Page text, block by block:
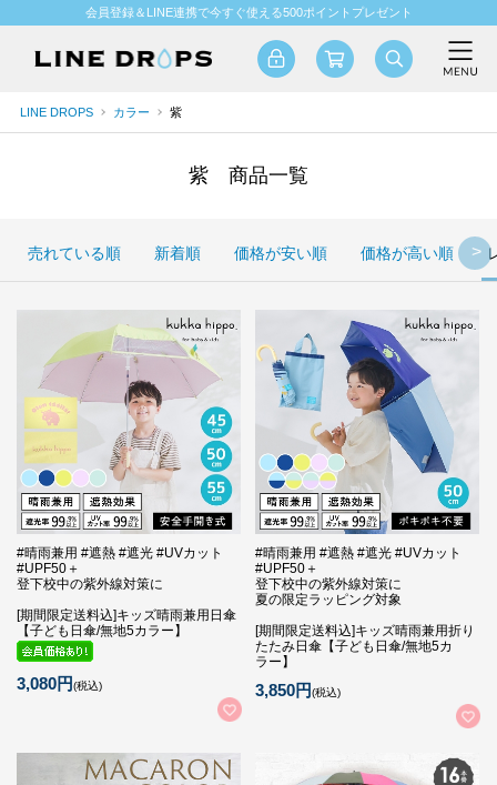
会員登録＆LINE連携で今すぐ使える500ポイントプレゼント
LINE DROPS カラー 紫
紫 商品一覧
売れている順 新着順 価格が安い順 価格が高い順
#晴雨兼用 #遮熱 #遮光 #UVカット
#UPF50＋
登下校中の紫外線対策に
[期間限定送料込]キッズ晴雨兼用日傘
【子ども日傘/無地5カラー】
3,080円(税込)
#晴雨兼用 #遮熱 #遮光 #UVカット
#UPF50＋
登下校中の紫外線対策に
夏の限定ラッピング対象
[期間限定送料込]キッズ晴雨兼用折り
たたみ日傘【子ども日傘/無地5カ
ラー】
3,850円(税込)